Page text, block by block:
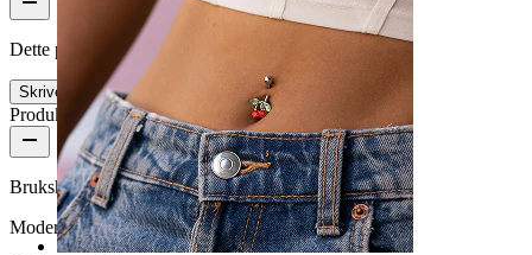
Dette produktet har ingen omtaler enda
Skrive en omtale
Produktkvalitet
Brukshyppighet
Moderat bruk